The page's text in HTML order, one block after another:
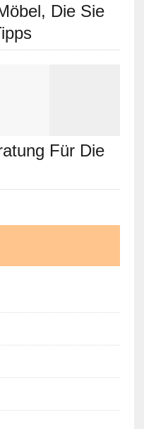
Die Sie
Für Die